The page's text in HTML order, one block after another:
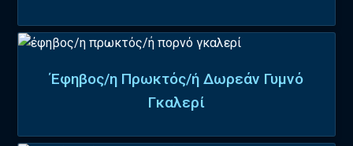
Έφηβος/η Πρωκτός/ή Δωρεάν Γυμνό
Γκαλερί